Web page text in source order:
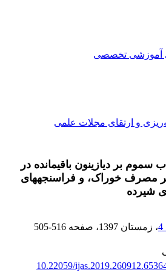
آموزشی تخصصی
و ارتقای مجلات علمی
سموم بر دیازینون باقی‏مانده در
بر مصرف خوراک، و فراسنجه‏های
شیرده
، زمستان 1397 ، صفحه 505-516
10.22059/